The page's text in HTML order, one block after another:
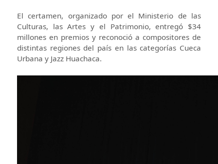
El certamen, organizado por el Ministerio de las
Culturas, las Artes y el Patrimonio, entregó $34
millones en premios y reconoció a compositores de
distintas regiones del país en las categorías Cueca
Urbana y Jazz Huachaca.